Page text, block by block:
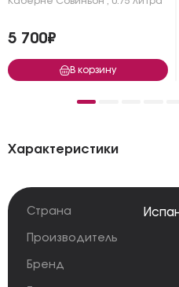
5 700₽
В корзину
Характеристики
Страна
Производитель
Бренд